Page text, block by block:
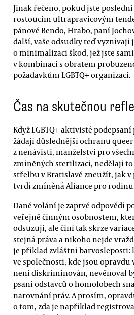
Jinak řečeno, pokud jste
rostoucím ultrapravicovým
pánové Bendo, Hrabo, paní
další, vaše odsudky teď vyznívají
o minimalizaci škod, jež jste
v kombinaci s obratem
požadavkům LGBTQ+ organizací.
Čas na skutečnou
Když LGBTQ+ aktivisté
žádají důslednější ochranu
z nenávisti, manželství pro
zmíněných sterilizací, nedělají
střelbu v Bratislavě zneužít, jak
tvrdí zmíněná Aliance pro
Dané volání je zaprvé odpovědí
veřejně činným osobnostem,
odsuzují, ale činí tak skrze
stejná práva a nikoho nejde
je příklad zvláštní barvosleposti:
ve společnosti, kde jsou
není diskriminován, nevěnoval
psaní odstavců o homofobech
narovnání práv. A prosím,
o tom, zda je například